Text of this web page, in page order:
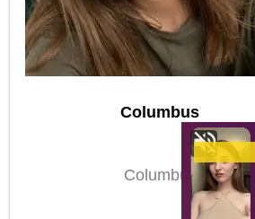
Columbus
Columbus